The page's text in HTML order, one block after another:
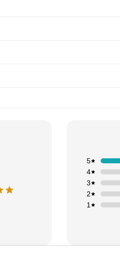
1
2
3
4
5